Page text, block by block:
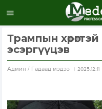
Трампын
эсэргүүцэв
Aдмин / Гадаад мэдээ 2025.12.11